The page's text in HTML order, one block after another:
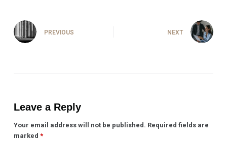
PREVIOUS NEXT
Leave a Reply
Your email address will not be published. Required fields are
marked *